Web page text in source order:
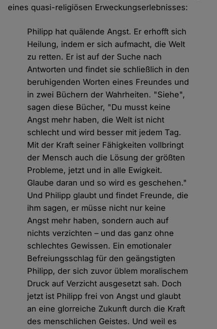
eines quasi-religiösen Erweckungserlebnisses:
Philipp hat quälende Angst. Er erhofft sich
Heilung, indem er sich aufmacht, die Welt
zu retten. Er ist auf der Suche nach
Antworten und findet sie schließlich in den
beruhigenden Worten eines Freundes und
in zwei Büchern der Wahrheiten. "Siehe",
sagen diese Bücher, "Du musst keine
Angst mehr haben, die Welt ist nicht
schlecht und wird besser mit jedem Tag.
Mit der Kraft seiner Fähigkeiten vollbringt
der Mensch auch die Lösung der größten
Probleme, jetzt und in alle Ewigkeit.
Glaube daran und so wird es geschehen."
Und Philipp glaubt und findet Freunde, die
ihm sagen, er müsse nicht nur keine
Angst mehr haben, sondern auch auf
nichts verzichten – und das ganz ohne
schlechtes Gewissen. Ein emotionaler
Befreiungsschlag für den geängstigten
Philipp, der sich zuvor üblem moralischem
Druck auf Verzicht ausgesetzt sah. Doch
jetzt ist Philipp frei von Angst und glaubt
an eine glorreiche Zukunft durch die Kraft
des menschlichen Geistes. Und weil es